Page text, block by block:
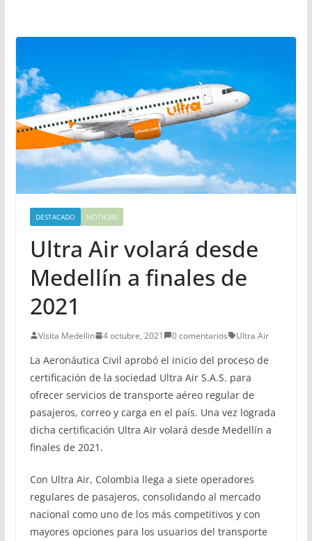
DESTACADO NOTICIAS
Ultra Air volará desde
Medellín a finales de
2021
Visita Medellin 4 octubre, 2021 0 comentarios Ultra Air
La Aeronáutica Civil aprobó el inicio del proceso de
certificación de la sociedad Ultra Air S.A.S. para
ofrecer servicios de transporte aéreo regular de
pasajeros, correo y carga en el país. Una vez lograda
dicha certificación Ultra Air volará desde Medellín a
finales de 2021.
Con Ultra Air, Colombia llega a siete operadores
regulares de pasajeros, consolidando al mercado
nacional como uno de los más competitivos y con
mayores opciones para los usuarios del transporte